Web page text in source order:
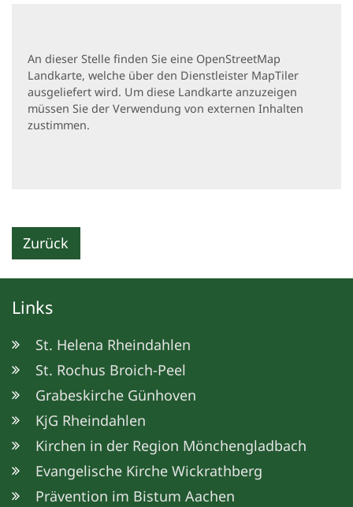
An dieser Stelle finden Sie eine OpenStreetMap
Landkarte, welche über den Dienstleister MapTiler
ausgeliefert wird. Um diese Landkarte anzuzeigen
müssen Sie der Verwendung von externen Inhalten
zustimmen.
Zurück
Links
St. Helena Rheindahlen
St. Rochus Broich-Peel
Grabeskirche Günhoven
KjG Rheindahlen
Kirchen in der Region Mönchengladbach
Evangelische Kirche Wickrathberg
Prävention im Bistum Aachen